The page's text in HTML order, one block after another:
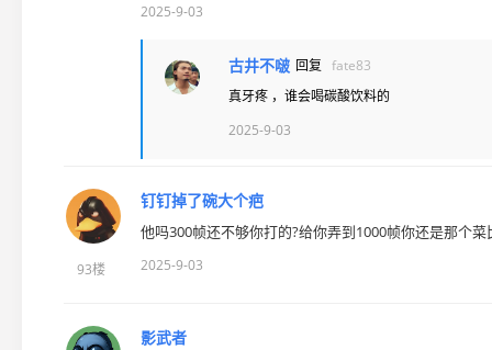
2025-9-03
古井不啵 回复 fate83
真牙疼 ，谁会喝碳酸饮料的
2025-9-03
93楼
钉钉掉了碗大个疤
他吗300帧还不够你打的?给你弄到1000帧你还是那个
2025-9-03
影武者